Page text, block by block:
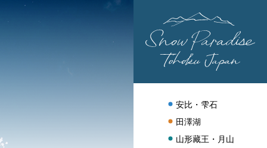
安比・雫石
田澤湖
山形藏王・月山